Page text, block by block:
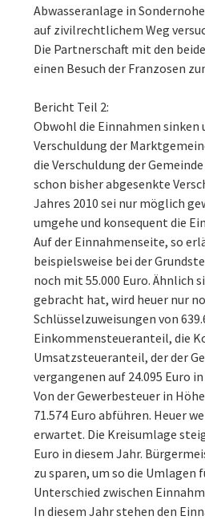
Abwasseranlage in
auf zivilrechtlichem Weg
Die Partnerschaft mit den
einen Besuch der Franzosen
Bericht Teil 2:
Obwohl die Einnahmen
Verschuldung der
die Verschuldung der
schon bisher abgesenkte
Jahres 2010 sei nur möglich
umgehe und konsequent die
Auf der Einnahmenseite, so
beispielsweise bei der
noch mit 55.000 Euro. Ähnlich
gebracht hat, wird heuer nur
Schlüsselzuweisungen von
Einkommensteueranteil, die
Umsatzsteueranteil, der der
vergangenen auf 24.095 Euro
Von der Gewerbesteuer in
71.574 Euro abführen. Heuer
erwartet. Die Kreisumlage
Euro in diesem Jahr.
zu sparen, um so die
Unterschied zwischen
In diesem Jahr stehen den